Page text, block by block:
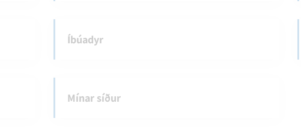
Íbúadyr
Mínar síður